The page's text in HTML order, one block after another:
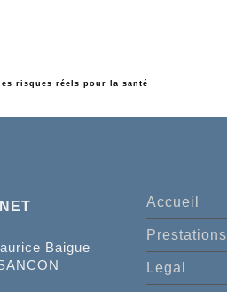
risques réels pour la santé
Baigue
Accueil
Prestations
Legal